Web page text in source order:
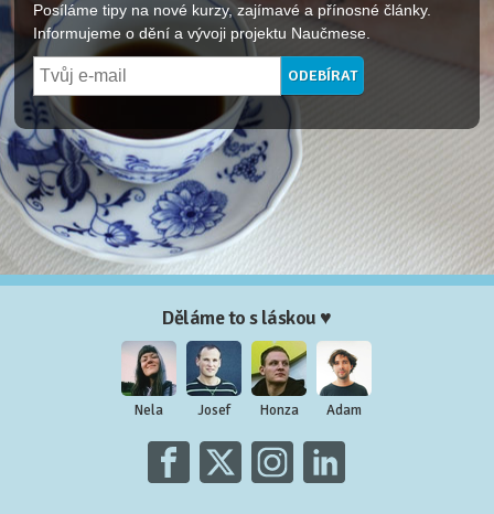
Posíláme tipy na nové kurzy, zajímavé a přínosné články.
Informujeme o dění a vývoji projektu Naučmese.
Děláme to s láskou ♥
Nela Josef Honza Adam